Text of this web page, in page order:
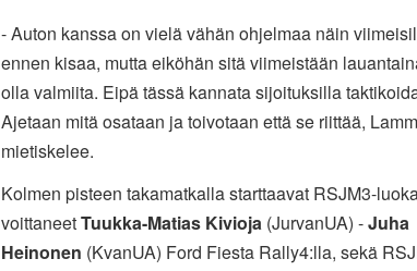
- Auton kanssa on vielä vähän ohjelmaa näin
ennen kisaa, mutta eiköhän sitä viimeistään
olla valmiita. Eipä tässä kannata sijoituksilla
Ajetaan mitä osataan ja toivotaan että se riittää,
mietiskelee.
Kolmen pisteen takamatkalla starttaavat RSJM3-
voittaneetTuukka-Matias Kivioja(JurvanUA) -Juha
Heinonen (KvanUA) Ford Fiesta Rally4:lla, sekä